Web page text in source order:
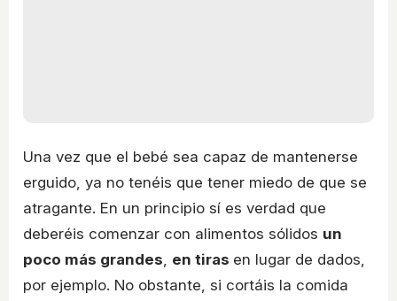
Una vez que el bebé sea capaz de mantenerse
erguido, ya no tenéis que tener miedo de que se
atragante. En un principio sí es verdad que
deberéis comenzar con alimentos sólidos un
poco más grandes, en tiras en lugar de dados,
por ejemplo. No obstante, si cortáis la comida